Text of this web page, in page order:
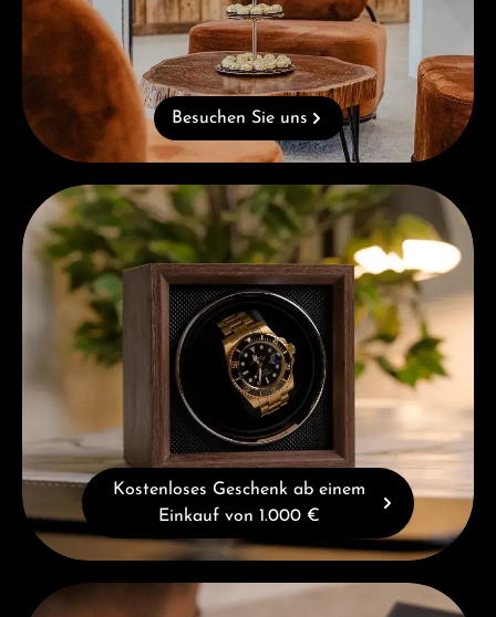
Besuchen Sie uns
Kostenloses Geschenk ab einem Einkauf von 1.000 €
Kostenloses Geschenk ab einem
Einkauf von 1.000 €
Beratung erhalten